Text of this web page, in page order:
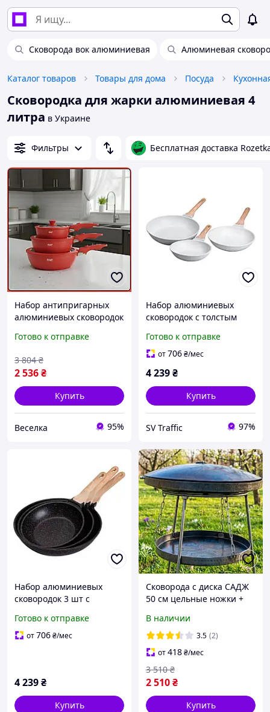
Сковорода вок алюминиевая Алюминевая
Каталог товаров Товары для дома Посуда
Сковородка для жарки алюминиевая 4
литра в Украине
Фильтры Бесплатная доставка
Набор антипригарных
алюминиевых сковородок
здорового приготовления
Готово к отправке
2 536₴
3 804 ₴
Купить
Веселка 95%
Набор алюминиевых
сковородок с толстым
белый HP-4-410W
Готово к отправке
от706₴/мес
4 239₴
Купить
SV Traffic 97%
Набор алюминиевых
сковородок 3 шт с
410B
Готово к отправке
от706₴/мес
4 239₴
Купить
Сковорода с диска САДЖ
50 см цельные ножки +
бороны для жарки,
Сковородка гриль для
костра туристическая
В наличии
3.5 (2)
от418₴/мес
2 510₴
3 510 ₴
Купить